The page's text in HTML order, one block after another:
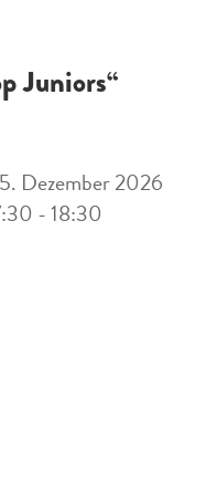
Juniors“
Dezember 2026
- 18:30